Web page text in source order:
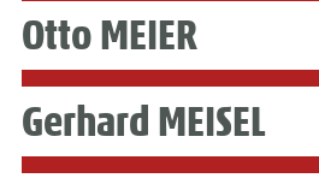
Otto MEIER
Gerhard MEISEL